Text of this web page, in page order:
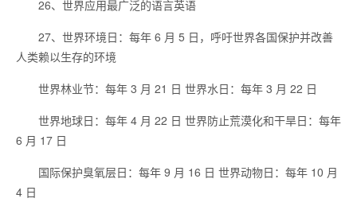
26、世界应用最广泛的语言英语
27、世界环境日：每年 6 月 5 日，呼吁世界各国保护并改善
人类赖以生存的环境
世界林业节：每年 3 月 21 日 世界水日：每年 3 月 22 日
世界地球日：每年 4 月 22 日 世界防止荒漠化和干旱日：每年
6 月 17 日
国际保护臭氧层日：每年 9 月 16 日 世界动物日：每年 10 月
4 日